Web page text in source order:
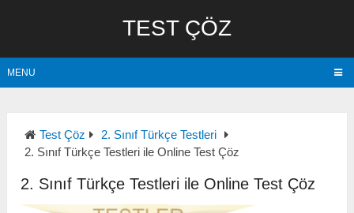
TEST ÇÖZ
MENU
Test Çöz
2. Sınıf Türkçe Testleri
2. Sınıf Türkçe Testleri ile Online Test Çöz
2. Sınıf Türkçe Testleri ile Online Test Çöz